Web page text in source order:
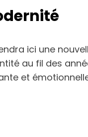
ici une
au fil des
et